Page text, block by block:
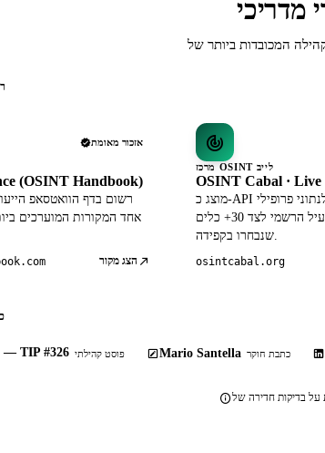
אזכור מאומת
(OSINT Handbook)
רשום בדף הוואטסאפ
הצג מקור
מרכז OSINT לייב
OSINT Cabal · Live
מוצג כ-API לנתוני פרופילי WhatsApp
במרכז הפעיל הרשמי לצד 30+ כלים
שנבחרו בקפידה.
osintcabal.org
— TIP #326 פוסט קהילתי Mario Santella כתבת חוקר